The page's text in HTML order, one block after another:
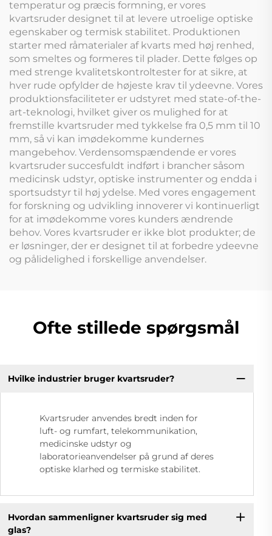
temperatur og præcis formning, er vores
kvartsruder designet til at levere utroelige optiske
egenskaber og termisk stabilitet. Produktionen
starter med råmaterialer af kvarts med høj renhed,
som smeltes og formeres til plader. Dette følges op
med strenge kvalitetskontroltester for at sikre, at
hver rude opfylder de højeste krav til ydeevne. Vores
produktionsfaciliteter er udstyret med state-of-the-
art-teknologi, hvilket giver os mulighed for at
fremstille kvartsruder med tykkelse fra 0,5 mm til 10
mm, så vi kan imødekomme kundernes
mangebehov. Verdensomspændende er vores
kvartsruder succesfuldt indført i brancher såsom
medicinsk udstyr, optiske instrumenter og endda i
sportsudstyr til høj ydelse. Med vores engagement
for forskning og udvikling innoverer vi kontinuerligt
for at imødekomme vores kunders ændrende
behov. Vores kvartsruder er ikke blot produkter; de
er løsninger, der er designet til at forbedre ydeevne
og pålidelighed i forskellige anvendelser.
Ofte stillede spørgsmål
Hvilke industrier bruger kvartsruder?
Kvartsruder anvendes bredt inden for
luft- og rumfart, telekommunikation,
medicinske udstyr og
laboratorieanvendelser på grund af deres
optiske klarhed og termiske stabilitet.
Hvordan sammenligner kvartsruder sig med
glas?